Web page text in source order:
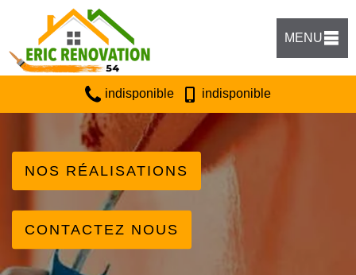
MENU
indisponible indisponible
NOS RÉALISATIONS
CONTACTEZ NOUS